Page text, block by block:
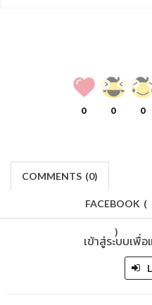
0 0 0
COMMENTS (0)
FACEBOOK (
)
เข้าสู่ระบบเพื่